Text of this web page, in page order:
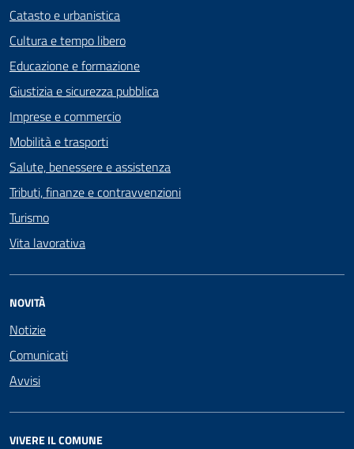
Catasto e urbanistica
Cultura e tempo libero
Educazione e formazione
Giustizia e sicurezza pubblica
Imprese e commercio
Mobilità e trasporti
Salute, benessere e assistenza
Tributi, finanze e contravvenzioni
Turismo
Vita lavorativa
NOVITÀ
Notizie
Comunicati
Avvisi
VIVERE IL COMUNE